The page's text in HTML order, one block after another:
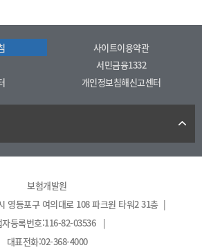
사이트이용약관
서민금융1332
개인정보침해신고센터
보험개발원
영등포구 여의대로 108 파크원 타워2 31층 |
자등록번호:116-82-03536 |
대표전화:02-368-4000